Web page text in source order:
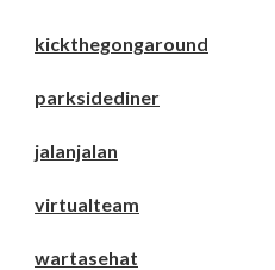
kickthegongaround
parksidediner
jalanjalan
virtualteam
wartasehat